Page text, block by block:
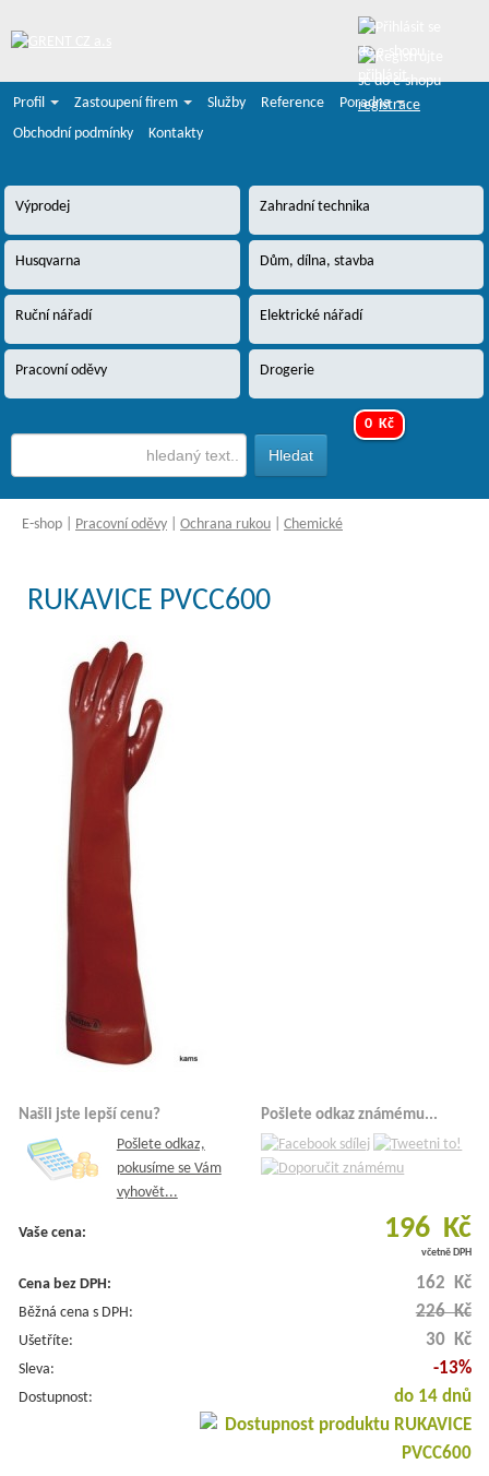
registrace
Profil
Zastoupení firem Služby Reference
Poradna
Obchodní podmínky
Kontakty
Výprodej Zahradní technika
Husqvarna Dům, dílna, stavba
Ruční nářadí Elektrické nářadí
Pracovní oděvy Drogerie
0 Kč
E-shop Pracovní oděvy Ochrana rukou Chemické
RUKAVICE PVCC600
Našli jste lepší cenu?
Pošlete odkaz,
pokusíme se Vám
vyhovět...
Pošlete odkaz známému...
Vaše cena: 196 Kč
včetně DPH
Cena bez DPH: 162 Kč
Běžná cena s DPH: 226 Kč
Ušetříte: 30 Kč
Sleva: -13%
Dostupnost: do 14 dnů